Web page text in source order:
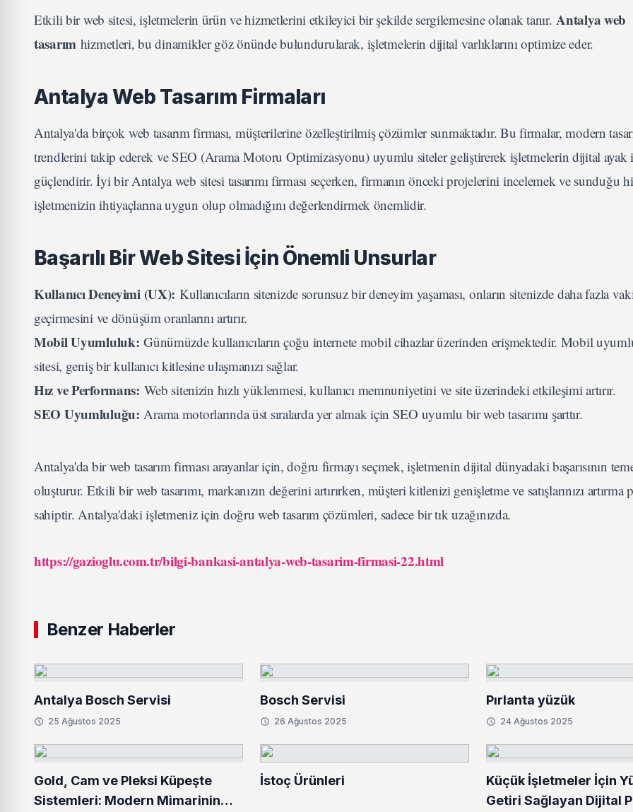
Etkili bir web sitesi, işletmelerin ürün ve hizmetlerini etkileyici bir şekilde sergilemesine olanak tanır.Antalya web
tasarım hizmetleri, bu dinamikler göz önünde bulundurularak, işletmelerin dijital varlıklarını optimize eder.
Antalya Web Tasarım Firmaları
Antalya'da birçok web tasarım firması, müşterilerine özelleştirilmiş çözümler sunmaktadır. Bu firmalar, modern
trendlerini takip ederek ve SEO (Arama Motoru Optimizasyonu) uyumlu siteler geliştirerek işletmelerin dijital ayak
güçlendirir. İyi bir Antalya web sitesi tasarımı firması seçerken, firmanın önceki projelerini incelemek ve sunduğu
işletmenizin ihtiyaçlarına uygun olup olmadığını değerlendirmek önemlidir.
Başarılı Bir Web Sitesi İçin Önemli Unsurlar
Kullanıcı Deneyimi (UX): Kullanıcıların sitenizde sorunsuz bir deneyim yaşaması, onların sitenizde daha fazla
geçirmesini ve dönüşüm oranlarını artırır.
Mobil Uyumluluk: Günümüzde kullanıcıların çoğu internete mobil cihazlar üzerinden erişmektedir. Mobil
sitesi, geniş bir kullanıcı kitlesine ulaşmanızı sağlar.
Hız ve Performans: Web sitenizin hızlı yüklenmesi, kullanıcı memnuniyetini ve site üzerindeki etkileşimi artırır.
SEO Uyumluluğu: Arama motorlarında üst sıralarda yer almak için SEO uyumlu bir web tasarımı şarttır.
Antalya'da bir web tasarım firması arayanlar için, doğru firmayı seçmek, işletmenin dijital dünyadaki başarısının
oluşturur. Etkili bir web tasarımı, markanızın değerini artırırken, müşteri kitlenizi genişletme ve satışlarınızı artırma
sahiptir. Antalya'daki işletmeniz için doğru web tasarım çözümleri, sadece bir tık uzağınızda.
https://gazioglu.com.tr/bilgi-bankasi-antalya-web-tasarim-firmasi-22.html
Benzer Haberler
Antalya Bosch Servisi
25 Ağustos 2025
Bosch Servisi
26 Ağustos 2025
Pırlanta yüzük
24 Ağustos 2025
Gold, Cam ve Pleksi Küpeşte
Sistemleri: Modern Mimarinin
İstoç Ürünleri
Küçük İşletmeler İçin
Getiri Sağlayan Dijital